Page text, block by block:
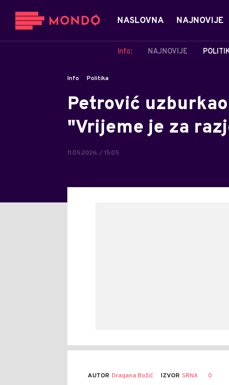
NASLOVNA NAJNOVIJE
Info: NAJNOVIJE
Info Politika
Petrović
"Vrijeme je za
11.05.2026. / 15:05
AUTOR Dragana Božić IZVOR SRNA 0